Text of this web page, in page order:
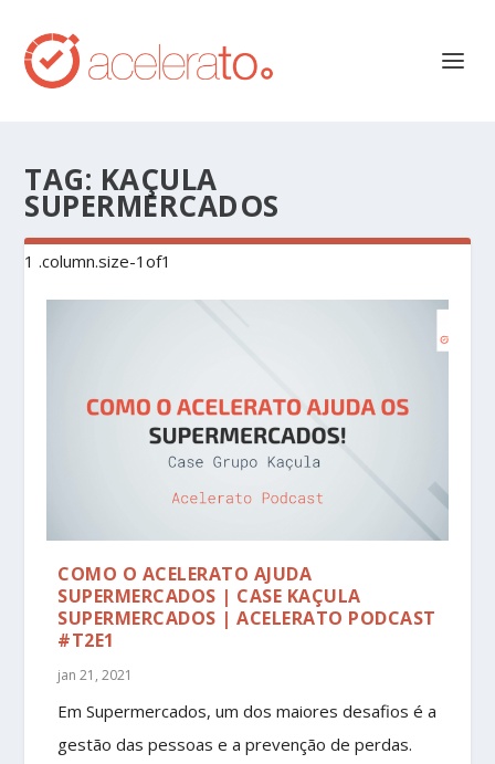
TAG: KAÇULA
SUPERMERCADOS
COMO O ACELERATO AJUDA
SUPERMERCADOS | CASE KAÇULA
SUPERMERCADOS | ACELERATO PODCAST
#T2E1
jan 21, 2021
Em Supermercados, um dos maiores desafios é a
gestão das pessoas e a prevenção de perdas.